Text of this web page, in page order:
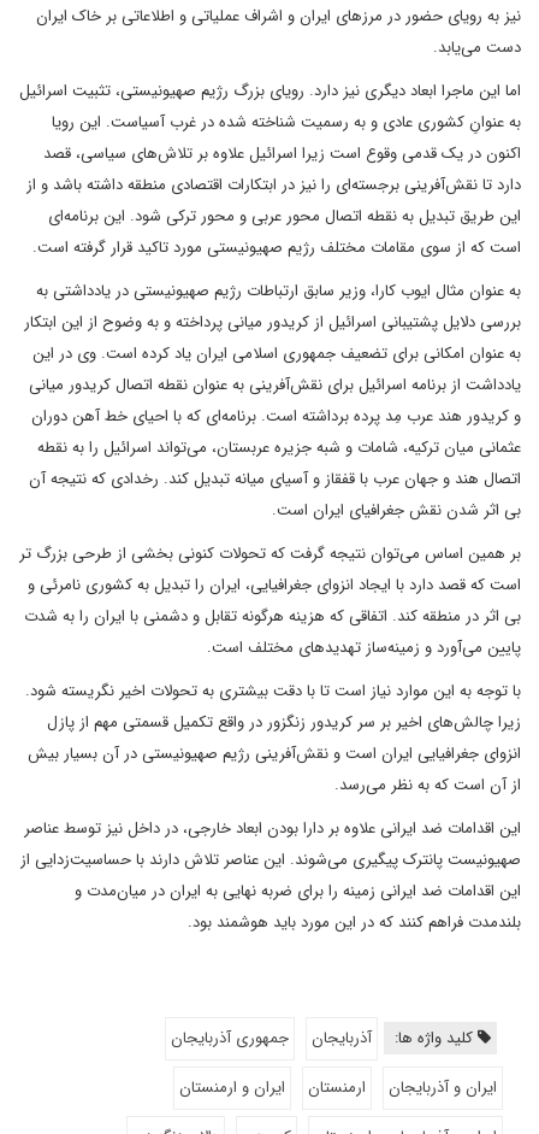
نیز به رویای حضور در مرزهای ایران و اشراف عملیاتی و اطلاعاتی بر خاک ایران
دست می‌یابد.
اما این ماجرا ابعاد دیگری نیز دارد. رویای بزرگ رژیم صهیونیستی، تثبیت اسرائیل
به عنوانِ کشوری عادی و به رسمیت شناخته شده در غرب آسیاست. این رویا
اکنون در یک قدمی وقوع است زیرا اسرائیل علاوه بر تلاش‌های سیاسی، قصد
دارد تا نقش‌آفرینی برجسته‌ای را نیز در ابتکارات اقتصادی منطقه داشته باشد و از
این طریق تبدیل به نقطه‌ اتصال محور عربی و محور ترکی شود. این برنامه‌ای
است که از سوی مقامات مختلف رژیم صهیونیستی مورد تاکید قرار گرفته است.
به عنوان مثال ایوب کارا، وزیر سابق ارتباطات رژیم صهیونیستی در یادداشتی به
بررسی دلایل پشتیبانی اسرائیل از کریدور میانی پرداخته و به وضوح از این ابتکار
به عنوان امکانی برای تضعیف جمهوری اسلامی ایران یاد کرده است. وی در این
یادداشت از برنامه‌ اسرائیل برای نقش‌آفرینی به عنوان نقطه‌ اتصال کریدور میانی
و کریدور هند عرب مِد پرده برداشته است. برنامه‌ای که با احیای خط آهن دوران
عثمانی میان ترکیه، شامات و شبه جزیره عربستان، می‌تواند اسرائیل را به نقطه‌
اتصال هند و جهان عرب با قفقاز و آسیای میانه تبدیل کند. رخدادی که نتیجه‌ آن
بی اثر شدن نقش جغرافیای ایران است.
بر همین اساس می‌توان نتیجه گرفت که تحولات کنونی بخشی از طرحی بزرگ تر
است که قصد دارد با ایجاد انزوای جغرافیایی، ایران را تبدیل به کشوری نامرئی و
بی اثر در منطقه کند. اتفاقی که هزینه‌ هرگونه تقابل و دشمنی با ایران را به شدت
پایین می‌آورد و زمینه‌ساز تهدید‌های مختلف است.
با توجه به این موارد نیاز است تا با دقت بیشتری به تحولات اخیر نگریسته شود.
زیرا چالش‌های اخیر بر سر کریدور زنگزور در واقع تکمیل قسمتی مهم از پازل
انزوای جغرافیایی ایران است و نقش‌آفرینی رژیم صهیونیستی در آن بسیار بیش
از آن است که به نظر می‌رسد.
این اقدامات ضد ایرانی علاوه بر دارا بودن ابعاد خارجی، در داخل نیز توسط عناصر
صهیونیست پانترک پیگیری می‌شوند. این عناصر تلاش دارند با حساسیت‌زدایی از
این اقدامات ضد ایرانی زمینه را برای ضربه نهایی به ایران در میان‌مدت و
بلند‌مدت فراهم کنند که در این مورد باید هوشمند بود.
کلید واژه ها: آذربایجان
جمهوری آذربایجان
ایران و آذربایجان
ارمنستان
ایران و ارمنستان